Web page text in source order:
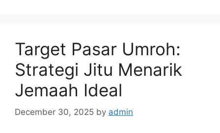
Target Pasar Umroh:
Strategi Jitu Menarik
Jemaah Ideal
December 30, 2025 by admin